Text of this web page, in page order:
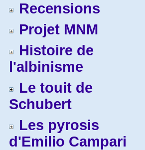
Recensions
Projet MNM
Histoire de
l'albinisme
Le touit de
Schubert
Les pyrosis
d'Emilio Campari